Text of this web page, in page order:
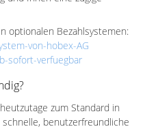
optionalen Bezahlsystemen:
von-hobex-AG
sofort-verfuegbar
zum Standard in
benutzerfreundliche